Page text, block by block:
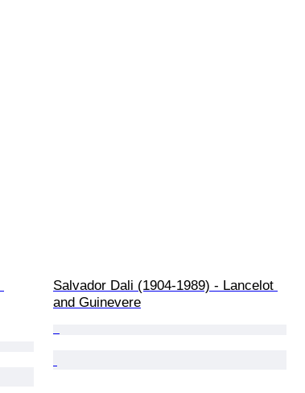
Salvador Dali (1904-1989) - Lancelot
and Guinevere